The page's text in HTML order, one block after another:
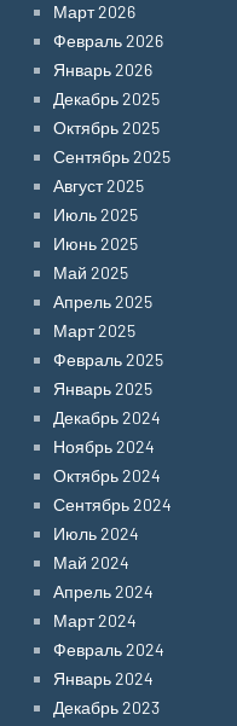
Март 2026
Февраль 2026
Январь 2026
Декабрь 2025
Октябрь 2025
Сентябрь 2025
Август 2025
Июль 2025
Июнь 2025
Май 2025
Апрель 2025
Март 2025
Февраль 2025
Январь 2025
Декабрь 2024
Ноябрь 2024
Октябрь 2024
Сентябрь 2024
Июль 2024
Май 2024
Апрель 2024
Март 2024
Февраль 2024
Январь 2024
Декабрь 2023